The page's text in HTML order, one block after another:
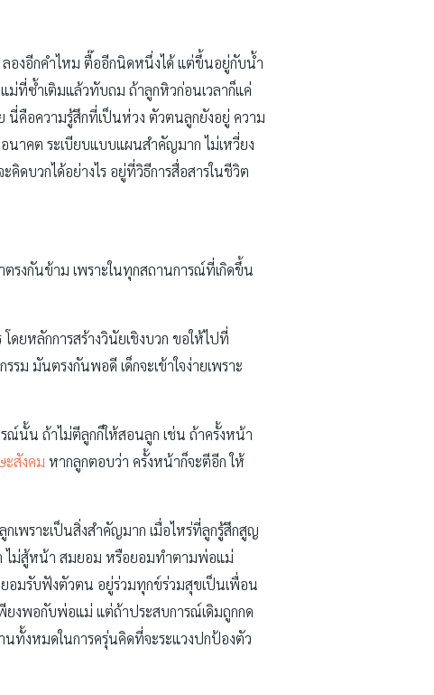
องอีกคำไหม ตื๊ออีกนิดหนึ่งได้ แต่ขึ้นอยู่กับน้ำ
ม่ที่ซ้ำเติมแล้วทับถม ถ้าลูกหิวก่อนเวลาก็แค่
นี่คือความรู้สึกที่เป็นห่วง ตัวตนลูกยังอยู่ ความ
นาคต ระเบียบแบบแผนสำคัญมาก ไม่เหวี่ยง
ดบวกได้อย่างไร อยู่ที่วิธีการสื่อสารในชีวิต
รงกันข้าม เพราะในทุกสถานการณ์ที่เกิดขึ้น
ดยหลักการสร้างวินัยเชิงบวก ขอให้ไปที่
ม มันตรงกันพอดี เด็กจะเข้าใจง่ายเพราะ
นั้น ถ้าไม่ตีลูกก็ให้สอนลูก เช่น ถ้าครั้งหน้า
ะสังคม หากลูกตอบว่า ครั้งหน้าก็จะตีอีก ให้
เพราะเป็นสิ่งสำคัญมาก เมื่อไหร่ที่ลูกรู้สึกสูญ
ไม่สู้หน้า สมยอม หรือยอมทำตามพ่อแม่
ยอมรับฟังตัวตน อยู่ร่วมทุกข์ร่วมสุขเป็นเพื่อน
ยงพอกับพ่อแม่ แต่ถ้าประสบการณ์เดิมถูกกด
นทั้งหมดในการครุ่นคิดที่จะระแวงปกป้องตัว